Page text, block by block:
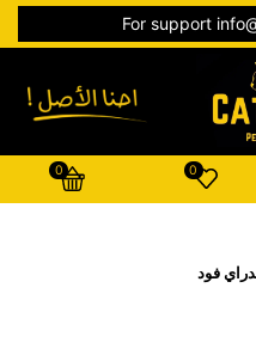
For support
0
0
فود